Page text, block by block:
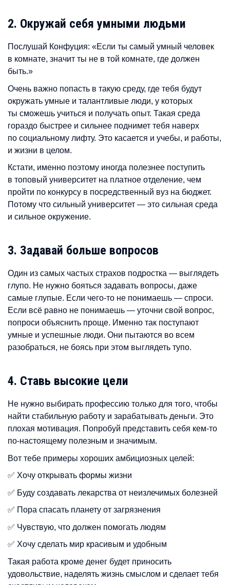
2. Окружай себя умными людьми
Послушай Конфуция: «Если ты самый умный человек
в комнате, значит ты не в той комнате, где должен
быть.»
Очень важно попасть в такую среду, где тебя будут
окружать умные и талантливые люди, у которых
ты сможешь учиться и получать опыт. Такая среда
гораздо быстрее и сильнее поднимет тебя наверх
по социальному лифту. Это касается и учебы, и работы,
и жизни в целом.
Кстати, именно поэтому иногда полезнее поступить
в топовый университет на платное отделение, чем
пройти по конкурсу в посредственный вуз на бюджет.
Потому что сильный университет — это сильная среда
и сильное окружение.
3. Задавай больше вопросов
Один из самых частых страхов подростка — выглядеть
глупо. Не нужно бояться задавать вопросы, даже
самые глупые. Если чего-то не понимаешь — спроси.
Если всё равно не понимаешь — уточни свой вопрос,
попроси объяснить проще. Именно так поступают
умные и успешные люди. Они пытаются во всем
разобраться, не боясь при этом выглядеть тупо.
4. Ставь высокие цели
Не нужно выбирать профессию только для того, чтобы
найти стабильную работу и зарабатывать деньги. Это
плохая мотивация. Попробуй представить себя кем-то
по-настоящему полезным и значимым.
Вот тебе примеры хороших амбициозных целей:
✅ Хочу открывать формы жизни
✅ Буду создавать лекарства от неизлечимых болезней
✅ Пора спасать планету от загрязнения
✅ Чувствую, что должен помогать людям
✅ Хочу сделать мир красивым и удобным
Такая работа кроме денег будет приносить
удовольствие, наделять жизнь смыслом и сделает тебя